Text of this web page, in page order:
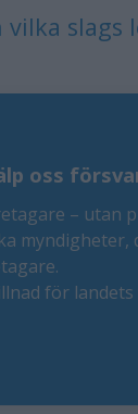
vilka
oss
– utan
för landets